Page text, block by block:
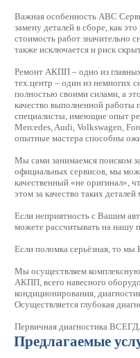
Важная особенность АВС
замену деталей в сборе, как
стоимость работ значительно
также исключается и риск
Ремонт АКПП – одно из
тех.центр – один из немногих
полностью своими силами, а
качество выполненной
специалисты, имеющие опыт
Mercedes, Audi, Volkswagen,
опытные мастера способны
Мы сами занимаемся поиском
официальных сервисов, мы
качественный «не оригинал»,
этом за качество таких
Если неприятность с Вашим
можете рассчитывать на
Если поломка серьёзная, то
Мы осуществляем
АКПП, всего навесного
кондиционирования,
Осуществляется глубокая
Первичная диагностика
Предлагаемые